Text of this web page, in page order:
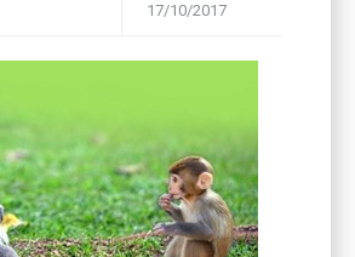
17/10/2017